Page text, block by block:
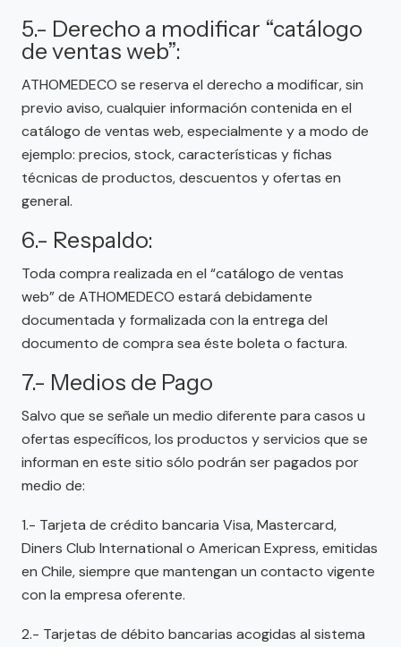
5.- Derecho a modificar “catálogo
de ventas web”:
ATHOMEDECO se reserva el derecho a modificar, sin
previo aviso, cualquier información contenida en el
catálogo de ventas web, especialmente y a modo de
ejemplo: precios, stock, características y fichas
técnicas de productos, descuentos y ofertas en
general.
6.- Respaldo:
Toda compra realizada en el “catálogo de ventas
web” de ATHOMEDECO estará debidamente
documentada y formalizada con la entrega del
documento de compra sea éste boleta o factura.
7.- Medios de Pago
Salvo que se señale un medio diferente para casos u
ofertas específicos, los productos y servicios que se
informan en este sitio sólo podrán ser pagados por
medio de:
1.- Tarjeta de crédito bancaria Visa, Mastercard,
Diners Club International o American Express, emitidas
en Chile, siempre que mantengan un contacto vigente
con la empresa oferente.
2.- Tarjetas de débito bancarias acogidas al sistema